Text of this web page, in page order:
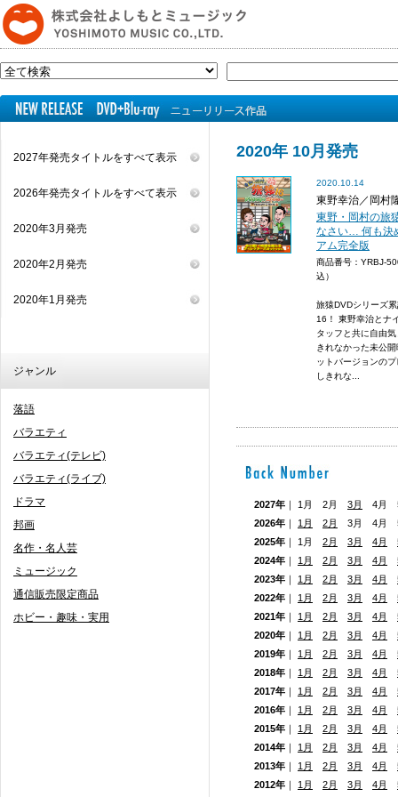
2027年発売タイトルをすべて表示
2026年発売タイトルをすべて表示
2020年3月発売
2020年2月発売
2020年1月発売
ジャンル
落語
バラエティ
バラエティ(テレビ)
バラエティ(ライブ)
ドラマ
邦画
名作・名人芸
ミュージック
通信販売限定商品
ホビー・趣味・実用
2020年 10月発売
2020.10.14
東野幸治／岡村
東野・岡村の旅
なさい… 何も決
アム完全版
商品番号：YRBJ-
込）
旅猿DVDシリーズ
16！ 東野幸治とナ
タッフと共に自由
きれなかった未公
ットバージョンの
しきれな...
2027年 ｜ 1月 2月 3月
4月
2026年 ｜ 1月 2月
3月 4月
2025年 ｜ 1月 2月 3月 4月
2024年 ｜ 1月 2月 3月 4月
2023年 ｜ 1月 2月 3月 4月
2022年 ｜ 1月 2月 3月 4月
2021年 ｜ 1月 2月 3月 4月
2020年 ｜ 1月 2月 3月 4月
2019年 ｜ 1月 2月 3月 4月
2018年 ｜ 1月 2月 3月 4月
2017年 ｜ 1月 2月 3月 4月
2016年 ｜ 1月 2月 3月 4月
2015年 ｜ 1月 2月 3月 4月
2014年 ｜ 1月 2月 3月 4月
2013年 ｜ 1月 2月 3月 4月
2012年 ｜ 1月 2月 3月 4月